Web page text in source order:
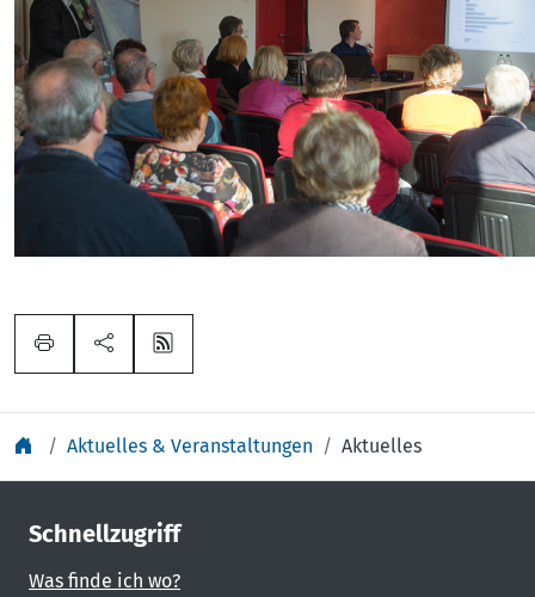
Aktuelles & Veranstaltungen Aktuelles
Schnellzugriff
Was finde ich wo?